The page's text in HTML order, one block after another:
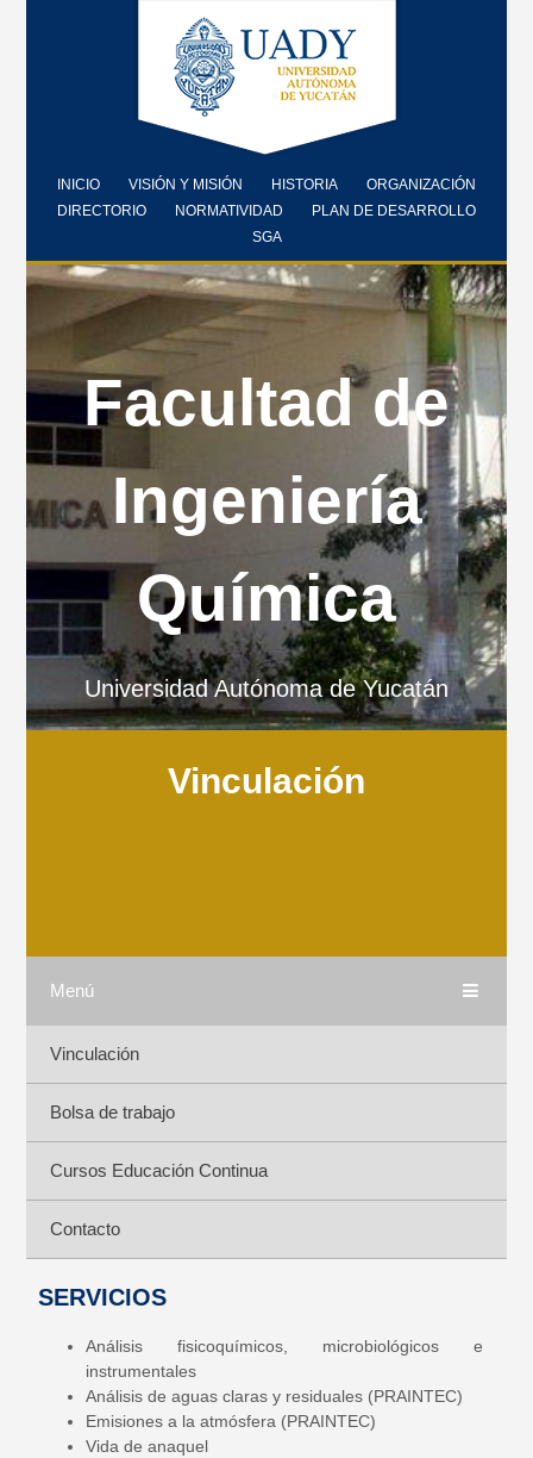
INICIO VISIÓN Y MISIÓN HISTORIA
ORGANIZACIÓN
DIRECTORIO
NORMATIVIDAD
PLAN DE DESARROLLO
SGA
Facultad de
Ingeniería
Química
Universidad Autónoma de Yucatán
Vinculación
Menú
Vinculación
Bolsa de trabajo
Cursos Educación Continua
Contacto
SERVICIOS
Análisis fisicoquímicos, microbiológicos e
instrumentales
Análisis de aguas claras y residuales (PRAINTEC)
Emisiones a la atmósfera (PRAINTEC)
Vida de anaquel